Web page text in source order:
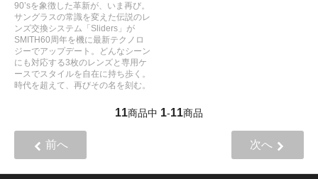
90’sを象徴した革新が、いま再び。
サングラスの常識を変えた伝説のレ
ンズ交換システム「Sliders」が
SMITH60周年を機に最新テクノロ
ジーでアップデート。どんなシーン
にも対応する3枚のレンズと専用ケ
ースでスタイルを自在に持ち歩く。
時代を超えて、再びその名を刻む。
11商品中 1-11商品
前へ 次へ